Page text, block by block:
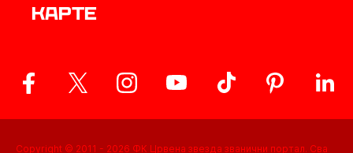
Карте
Copyright © 2011 - 2026 ФК Црвена звезда званични портал. Сва